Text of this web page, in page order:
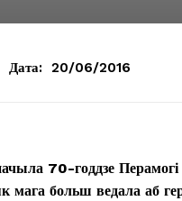
Дата: 20/06/2016
70-годдзе
больш ведала аб